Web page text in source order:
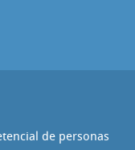
de personas